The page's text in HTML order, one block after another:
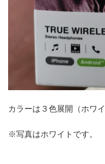
カラーは３色展開（ホワ
※写真はホワイトです。